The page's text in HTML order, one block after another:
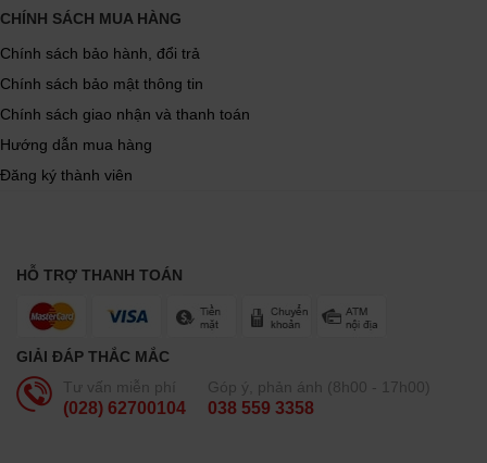
CHÍNH SÁCH MUA HÀNG
Chính sách bảo hành, đổi trả
Chính sách bảo mật thông tin
Chính sách giao nhận và thanh toán
Hướng dẫn mua hàng
Đăng ký thành viên
HỖ TRỢ THANH TOÁN
GIẢI ĐÁP THẮC MẮC
Tư vấn miễn phí
(028) 62700104
Góp ý, phản ánh (8h00 - 17h00)
038 559 3358